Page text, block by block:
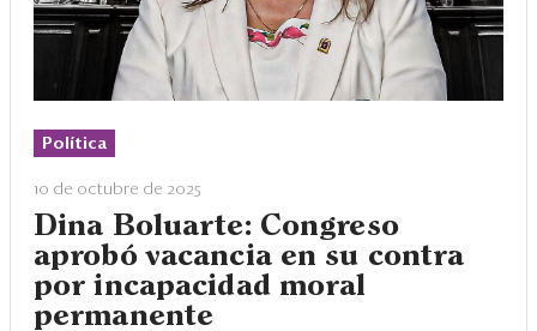
Política
10 de octubre de 2025
Dina Boluarte: Congreso
aprobó vacancia en su contra
por incapacidad moral
permanente